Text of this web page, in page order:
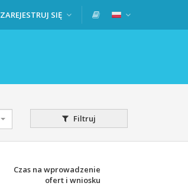
ZAREJESTRUJ SIĘ
Filtruj
Czas na wprowadzenie
ofert i wniosku